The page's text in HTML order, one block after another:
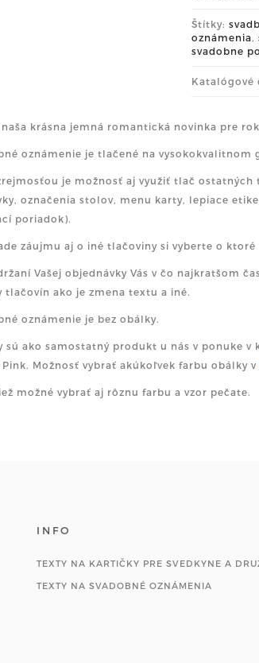
Štítky:
oznámenia,
svadobne
Katalógové
naša krásna jemná romantická novinka pre
oznámenie je tlačené na vysokokvalitnom
je možnosť aj využiť tlač
označenia stolov, menu karty, lepiace
poriadok).
záujmu aj o iné tlačoviny si vyberte o
Vašej objednávky Vás v čo najkratšom
tlačovín ako je zmena textu a iné.
oznámenie je bez obálky.
sú ako samostatný produkt u nás v ponuke
Pink. Možnosť vybrať akúkoľvek farbu obálky v
možné vybrať aj rôznu farbu a vzor pečate.
INFO
TEXTY NA KARTIČKY PRE SVEDKYNE A
TEXTY NA SVADOBNÉ OZNÁMENIA